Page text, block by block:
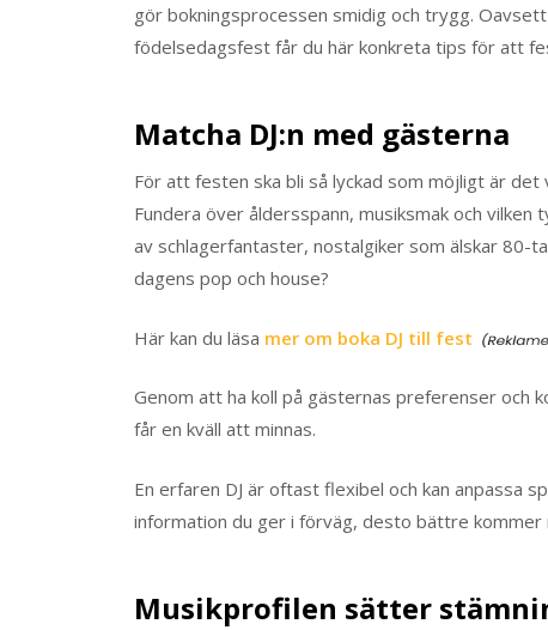
gör bokningsprocessen smidig och trygg.
födelsedagsfest får du här konkreta tips för att
Matcha DJ:n med gästerna
För att festen ska bli så lyckad som möjligt är
Fundera över åldersspann, musiksmak och
av schlagerfantaster, nostalgiker som älskar 80-
dagens pop och house?
Här kan du läsa mer om boka DJ till fest
Genom att ha koll på gästernas preferenser och
får en kväll att minnas.
En erfaren DJ är oftast flexibel och kan anpassa
information du ger i förväg, desto bättre kommer
Musikprofilen sätter